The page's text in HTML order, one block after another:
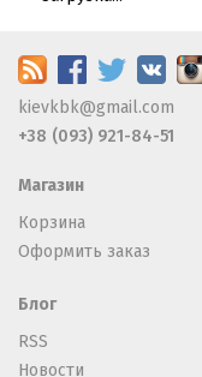
kievkbk@gmail.com
+38 (093) 921-84-51
Магазин
Корзина
Оформить заказ
Блог
RSS
Новости